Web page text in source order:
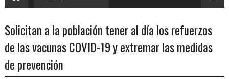
Solicitan a la población tener al día los refuerzos
de las vacunas COVID-19 y extremar las medidas
de prevención